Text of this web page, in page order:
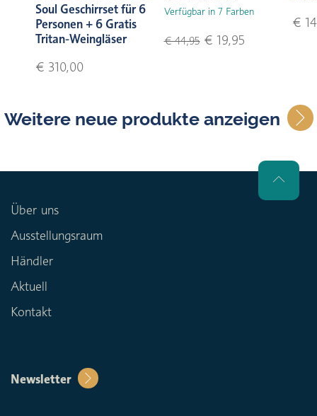
Soul Geschirrset für 6
Personen + 6 Gratis
Tritan-Weingläser
€ 310,00
Verfügbar in 7 Farben
€ 44,95€ 19,95
€
Weitere neue produkte anzeigen
Über uns
Ausstellungsraum
Händler
Aktuell
Kontakt
Newsletter